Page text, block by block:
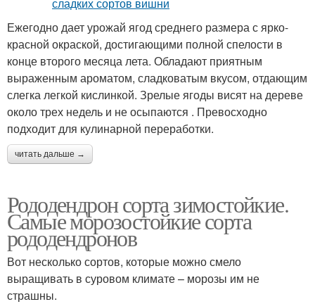
Ежегодно дает урожай ягод среднего размера с ярко-
красной окраской, достигающими полной спелости в
конце второго месяца лета. Обладают приятным
выраженным ароматом, сладковатым вкусом, отдающим
слегка легкой кислинкой. Зрелые ягоды висят на дереве
около трех недель и не осыпаются . Превосходно
подходит для кулинарной переработки.
читать дальше →
Рододендрон сорта зимостойкие.
Самые морозостойкие сорта
рододендронов
Вот несколько сортов, которые можно смело
выращивать в суровом климате – морозы им не
страшны.